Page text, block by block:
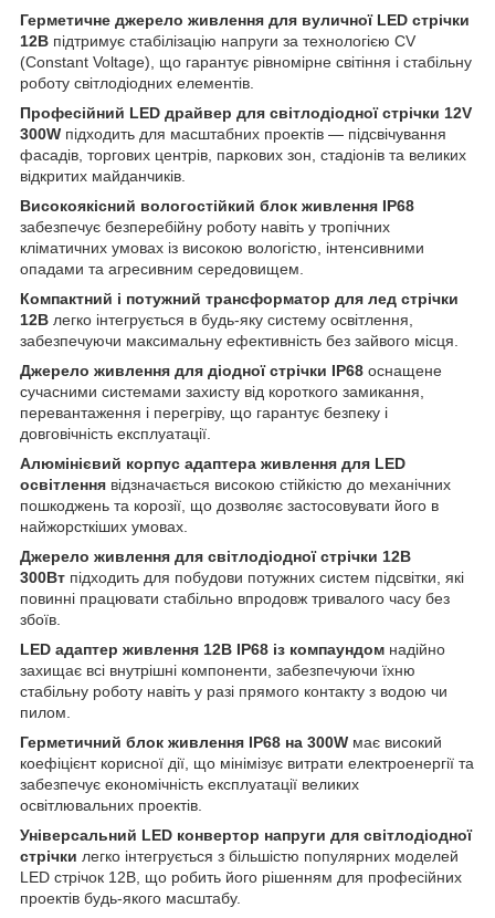
Герметичне джерело живлення для вуличної LED стрічки
12В підтримує стабілізацію напруги за технологією CV
(Constant Voltage), що гарантує рівномірне світіння і стабільну
роботу світлодіодних елементів.
Професійний LED драйвер для світлодіодної стрічки 12V
300W підходить для масштабних проектів — підсвічування
фасадів, торгових центрів, паркових зон, стадіонів та великих
відкритих майданчиків.
Високоякісний вологостійкий блок живлення IP68
забезпечує безперебійну роботу навіть у тропічних
кліматичних умовах із високою вологістю, інтенсивними
опадами та агресивним середовищем.
Компактний і потужний трансформатор для лед стрічки
12В легко інтегрується в будь-яку систему освітлення,
забезпечуючи максимальну ефективність без зайвого місця.
Джерело живлення для діодної стрічки IP68 оснащене
сучасними системами захисту від короткого замикання,
перевантаження і перегріву, що гарантує безпеку і
довговічність експлуатації.
Алюмінієвий корпус адаптера живлення для LED
освітлення відзначається високою стійкістю до механічних
пошкоджень та корозії, що дозволяє застосовувати його в
найжорсткіших умовах.
Джерело живлення для світлодіодної стрічки 12В
300Вт підходить для побудови потужних систем підсвітки, які
повинні працювати стабільно впродовж тривалого часу без
збоїв.
LED адаптер живлення 12В IP68 із компаундом надійно
захищає всі внутрішні компоненти, забезпечуючи їхню
стабільну роботу навіть у разі прямого контакту з водою чи
пилом.
Герметичний блок живлення IP68 на 300W має високий
коефіцієнт корисної дії, що мінімізує витрати електроенергії та
забезпечує економічність експлуатації великих
освітлювальних проектів.
Універсальний LED конвертор напруги для світлодіодної
стрічки легко інтегрується з більшістю популярних моделей
LED стрічок 12В, що робить його рішенням для професійних
проектів будь-якого масштабу.